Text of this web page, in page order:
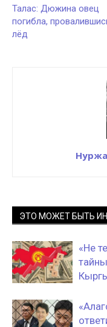
Талас: Дюжина овец
погибла,
лёд
ЭТО МОЖЕТ БЫТЬ
«Не